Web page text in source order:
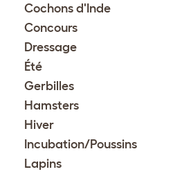
Cochons d'Inde
Concours
Dressage
Été
Gerbilles
Hamsters
Hiver
Incubation/Poussins
Lapins